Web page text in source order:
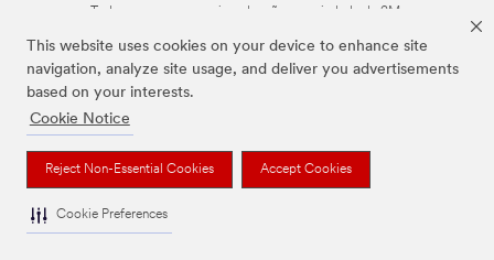
This website uses cookies on your device to enhance site
navigation, analyze site usage, and deliver you advertisements
based on your interests.
Cookie Notice
Reject Non-Essential Cookies Accept Cookies
Cookie Preferences
Todas as marcas mencionadas são propriedade da 3M.